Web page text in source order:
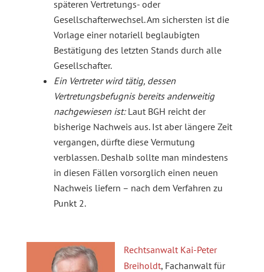
späteren Vertretungs- oder
Gesellschafterwechsel. Am sichersten ist die
Vorlage einer notariell beglaubigten
Bestätigung des letzten Stands durch alle
Gesellschafter.
Ein Vertreter wird tätig, dessen
Vertretungsbefugnis bereits anderweitig
nachgewiesen ist:Laut BGH reicht der
bisherige Nachweis aus. Ist aber längere Zeit
vergangen, dürfte diese Vermutung
verblassen. Deshalb sollte man mindestens
in diesen Fällen vorsorglich einen neuen
Nachweis liefern – nach dem Verfahren zu
Punkt 2.
Rechtsanwalt Kai-Peter
Breiholdt, Fachanwalt für